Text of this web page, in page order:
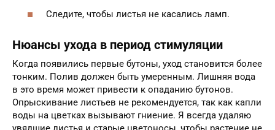
Следите, чтобы листья не касались ламп.
Нюансы ухода в период стимуляции
Когда появились первые бутоны, уход становится более
тонким. Полив должен быть умеренным. Лишняя вода
в это время может привести к опаданию бутонов.
Опрыскивание листьев не рекомендуется, так как капли
воды на цветках вызывают гниение. Я всегда удаляю